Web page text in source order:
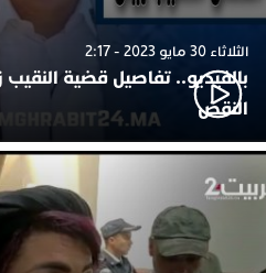
الثلاثاء 30 مايو 2023 - 2:17
بالفيديو.. تفاصيل قضية
النقض